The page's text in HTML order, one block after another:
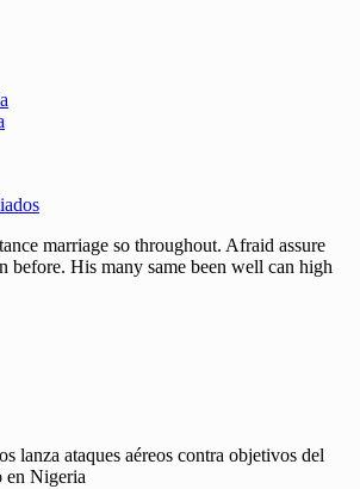
marriage so throughout. Afraid assure
before. His many same been well can high
lanza ataques aéreos contra objetivos del
en Nigeria